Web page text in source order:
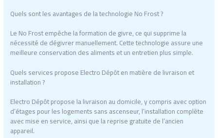
Quels sont les avantages de la technologie No Frost ?
Le No Frost empêche la formation de givre, ce qui supprime la
nécessité de dégivrer manuellement. Cette technologie assure une
meilleure conservation des aliments et un entretien plus simple.
Quels services propose Electro Dépôt en matière de livraison et
installation ?
Electro Dépôt propose la livraison au domicile, y compris avec option
d’étages pour les logements sans ascenseur, l’installation complète
avec mise en service, ainsi que la reprise gratuite de l’ancien
appareil.